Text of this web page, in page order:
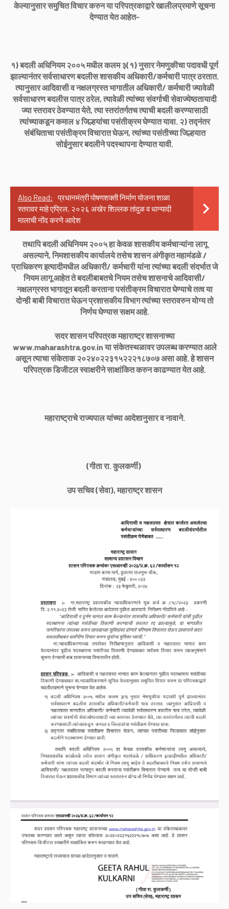
केल्यानुसार समुचित विचार करुन या परिपत्रकाद्वारे खालीलप्रमाणे सूचना
देण्यात येत आहेत-
१) बदली अधिनियम २००५ मधील कलम ३(१) नुसार नेमणुकीचा पदावधी पूर्ण
झाल्यानंतर सर्वसाधारण बदलीस शासकीय अधिकारी/कर्मचारी पात्र ठरतात.
त्यानुसार आदिवासी व नक्षलग्रस्त भागातील अधिकारी/ कर्मचारी ज्यावेळी
सर्वसाधारण बदलीस पात्र ठरेल, त्यावेळी त्यांच्या संवर्गाची सेवाज्येष्ठतायादी
ज्या स्तरावर ठेवण्यात येते, त्या स्तरांतर्गतच त्याची बदली करण्यासाठी
त्यांच्याकडून कमाल ४ जिल्हयांचा पसंतीक्रम घेण्यात यावा. २) तद्नंतर
संबंधिताचा पसंतीक्रम विचारात घेऊन, त्यांच्या पसंतीच्या जिल्हयात
सोईनुसार बदलीने पदस्थापना देण्यात यावी.
Also Read:
प्रधानमंत्री पोषणशक्ती निर्माण योजना शाळा
स्तरावर माहे एप्रिल, २०२६ अखेर शिल्लक तांदुळ व धान्यादी
मालाची नोंद करणे आदेश
तथापि बदली अधिनियम २००५ हा केवळ शासकीय कर्मचाऱ्यांना लागू
असल्याने, निमशासकीय कार्यालये तसेच शासन अंगीकृत महामंडळे /
प्राधिकरण इत्यादीमधील अधिकारी/ कर्मचारी यांना त्यांच्या बदली संदर्भात जे
नियम लागू आहेत ते बदलीबाबतचे नियम तसेच शासनाचे आदिवासी/
नक्षलग्रस्त भागातून बदली करताना पसंतीक्रम विचारात घेण्याचे तत्व या
दोन्ही बाबी विचारात घेऊन प्रशासकीय विभाग त्यांच्या स्तरावरुन योग्य तो
निर्णय घेण्यास सक्षम आहे.
सदर शासन परिपत्रक महाराष्ट्र शासनाच्या
www.maharashtra.gov.in या संकेतस्थळावर उपलब्ध करण्यात आले
असून त्याचा संकेताक २०२४०२२३१५२२२१८७०७ असा आहे. हे शासन
परिपत्रक डिजीटल स्वाक्षरीने साक्षांकित करुन काढण्यात येत आहे.
महाराष्ट्राचे राज्यपाल यांच्या आदेशानुसार व नावाने.
(गीता रा. कुलकर्णी)
उप सचिव (सेवा), महाराष्ट्र शासन